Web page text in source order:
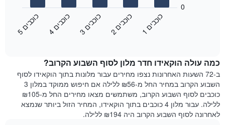
השבוע.
Y
המציג
את
מחיר
הממוצע
של
חדר
חדר
הלילה
שנמצא
היום
בימים
האחרונים
השלושה,
1כו
כ
ב
ים 2כו
כ
ב
ים 3כו
כ
ב
ים 4כו
כ
ב
ים 5כו
כ
ב
ים
0
כמה עולה הוקאידו חדר מלון לסוף השבוע הקרוב?
ב-72 השעות האחרונות נצפו מחירים עבור מלונות בתוך הוקאידו לסוף
השבוע הקרוב במחיר החל מ-₪56 ללילה אם חיפוש ממוקד במלון 3
כוכבים לסוף השבוע הקרוב, משתמשים מצאו מחירים החל מ-₪105
ללילה. עבור מלון 4 כוכבים בתוך הוקאידו, המחיר הזול ביותר שנמצא
לאחרונה לסוף השבוע הקרוב היה ₪194 ללילה.